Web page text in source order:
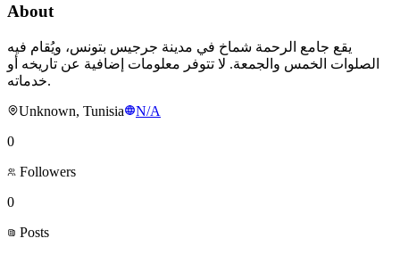
About
يقع جامع الرحمة شماخ في مدينة جرجيس بتونس، ويُقام فيه
الصلوات الخمس والجمعة. لا تتوفر معلومات إضافية عن تاريخه أو
خدماته.
Unknown, Tunisia
N/A
0
Followers
0
Posts